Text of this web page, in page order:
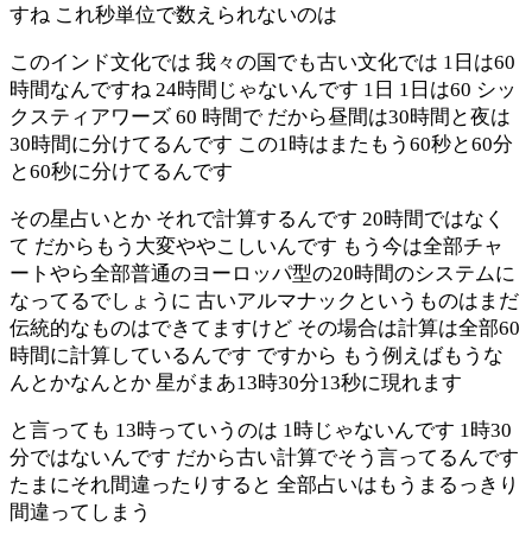
すね これ秒単位で数えられないのは
このインド文化では 我々の国でも古い文化では 1日は60
時間なんですね 24時間じゃないんです 1日 1日は60 シッ
クスティアワーズ 60 時間で だから昼間は30時間と夜は
30時間に分けてるんです この1時はまたもう60秒と60分
と60秒に分けてるんです
その星占いとか それで計算するんです 20時間ではなく
て だからもう大変ややこしいんです もう今は全部チャ
ートやら全部普通のヨーロッパ型の20時間のシステムに
なってるでしょうに 古いアルマナックというものはまだ
伝統的なものはできてますけど その場合は計算は全部60
時間に計算しているんです ですから もう例えばもうな
んとかなんとか 星がまあ13時30分13秒に現れます
と言っても 13時っていうのは 1時じゃないんです 1時30
分ではないんです だから古い計算でそう言ってるんです
たまにそれ間違ったりすると 全部占いはもうまるっきり
間違ってしまう